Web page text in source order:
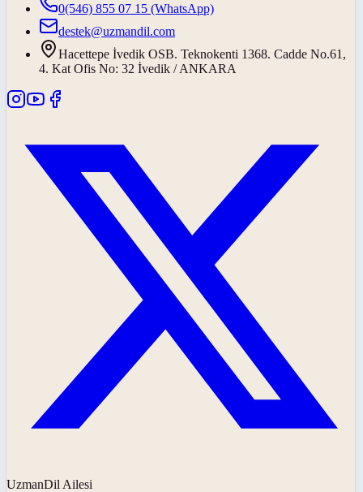
0(546) 855 07 15 (WhatsApp)
destek@uzmandil.com
Hacettepe İvedik OSB. Teknokenti 1368. Cadde No.61,
4. Kat Ofis No: 32 İvedik / ANKARA
UzmanDil Ailesi